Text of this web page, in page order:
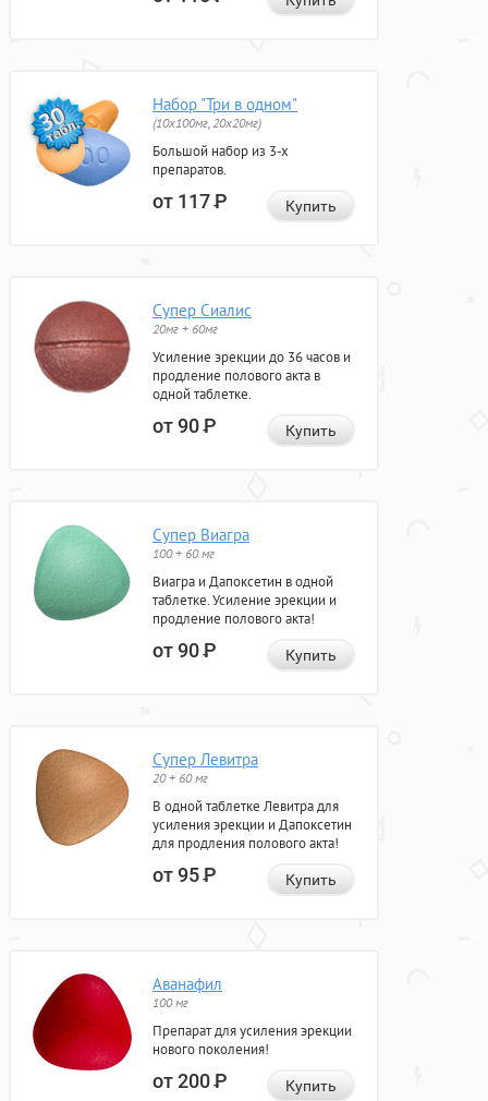
Набор "Три в одном"
(10x100мг, 20x20мг)
Большой набор из 3-х
препаратов.
от 117Р Купить
Супер Сиалис
20мг + 60мг
Усиление эрекции до 36 часов и
продление полового акта в
одной таблетке.
от 90Р Купить
Супер Виагра
100 + 60 мг
Виагра и Дапоксетин в одной
таблетке. Усиление эрекции и
продление полового акта!
от 90Р Купить
Супер Левитра
20 + 60 мг
В одной таблетке Левитра для
усиления эрекции и Дапоксетин
для продления полового акта!
от 95Р Купить
Аванафил
100 мг
Препарат для усиления эрекции
нового поколения!
от 200Р Купить